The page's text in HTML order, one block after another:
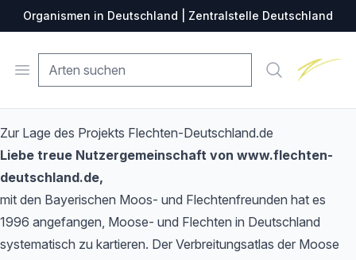
Organismen in Deutschland | Zentralstelle Deutschland
Open menu Suche
Zur Lage des Projekts Flechten-Deutschland.de
Liebe treue Nutzergemeinschaft von www.flechten-
deutschland.de,
mit den Bayerischen Moos- und Flechtenfreunden hat es
1996 angefangen, Moose- und Flechten in Deutschland
systematisch zu kartieren. Der Verbreitungsatlas der Moose